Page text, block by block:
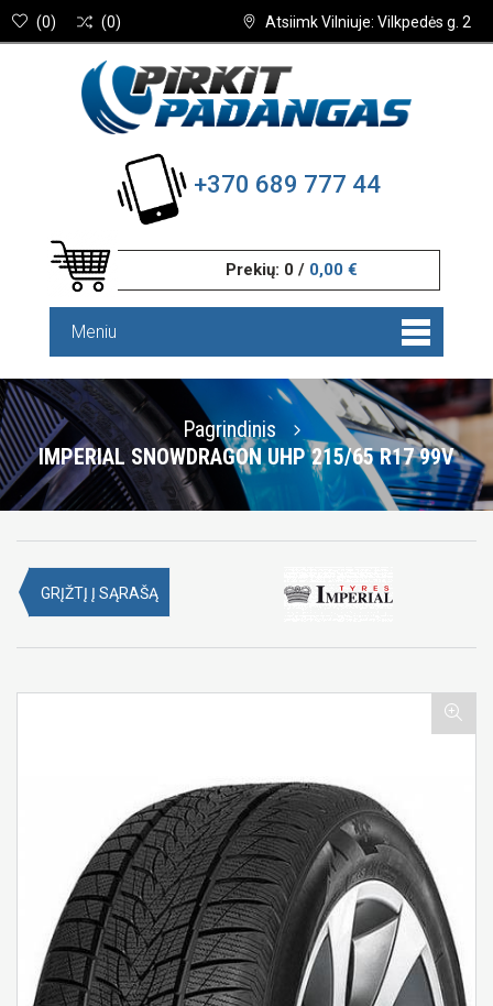
Atsiimk Vilniuje: Vilkpedės g. 2
(0) (0)
+370 689 777 44
Prekių: 0 / 0,00 €
Meniu
Pagrindinis
IMPERIAL SNOWDRAGON UHP 215/65 R17 99V
GRĮŽTĮ Į SĄRAŠĄ